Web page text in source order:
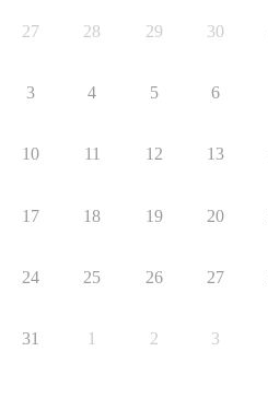
27 28 29 30
3 4 5 6
10 11 12 13
17 18 19 20
24 25 26 27
31 1 2 3